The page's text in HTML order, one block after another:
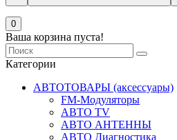
0
Ваша корзина пуста!
Категории
АВТОТОВАРЫ (аксессуары)
FM-Модуляторы
АВТО TV
АВТО АНТЕННЫ
АВТО Диагностика